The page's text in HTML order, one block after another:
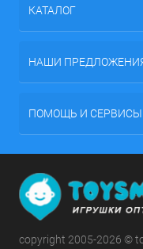
КАТАЛОГ
НАШИ
ПОМОЩЬ И СЕРВИСЫ
copyright 2005-2026 ©